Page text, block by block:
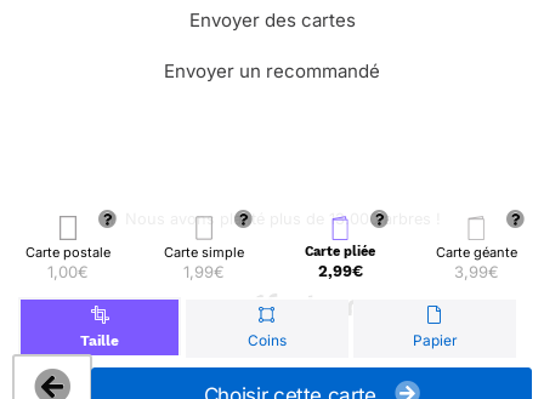
Carte postale
1,00€
Carte simple
1,99€
Carte pliée
2,99€
Carte géante
3,99€
Taille Coins Papier
Envoyer des cartes
Envoyer un recommandé
🌳 Nous avons planté plus de 13.000 arbres !
© Merci Facteur